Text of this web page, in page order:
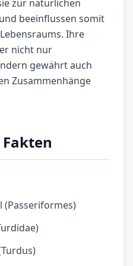
zur natürlichen
beeinflussen somit
Ihre
nicht nur
gewährt auch
Zusammenhänge
(Passeriformes)